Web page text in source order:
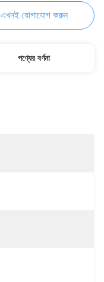
এখনই যোগাযোগ করুন
পণ্যের বর্ণনা